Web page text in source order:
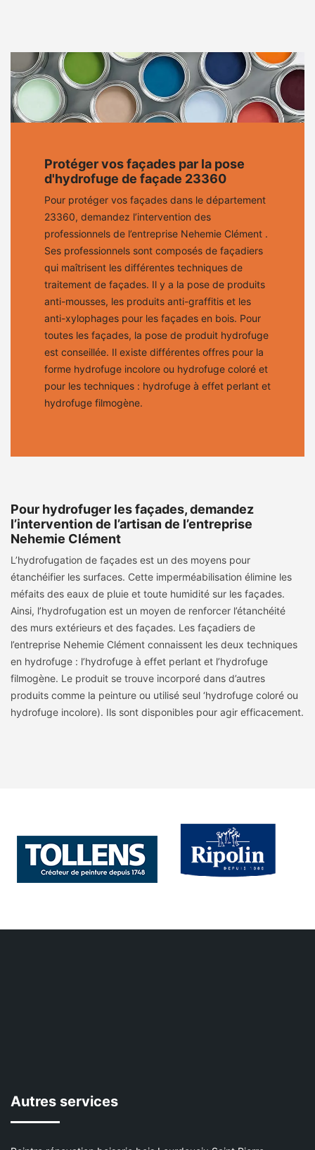
Protéger vos façades par la pose
d'hydrofuge de façade 23360
Pour protéger vos façades dans le département
23360, demandez l’intervention des
professionnels de l’entreprise Nehemie Clément .
Ses professionnels sont composés de façadiers
qui maîtrisent les différentes techniques de
traitement de façades. Il y a la pose de produits
anti-mousses, les produits anti-graffitis et les
anti-xylophages pour les façades en bois. Pour
toutes les façades, la pose de produit hydrofuge
est conseillée. Il existe différentes offres pour la
forme hydrofuge incolore ou hydrofuge coloré et
pour les techniques : hydrofuge à effet perlant et
hydrofuge filmogène.
Pour hydrofuger les façades, demandez
l’intervention de l’artisan de l’entreprise
Nehemie Clément
L’hydrofugation de façades est un des moyens pour
étanchéifier les surfaces. Cette imperméabilisation élimine les
méfaits des eaux de pluie et toute humidité sur les façades.
Ainsi, l’hydrofugation est un moyen de renforcer l’étanchéité
des murs extérieurs et des façades. Les façadiers de
l’entreprise Nehemie Clément connaissent les deux techniques
en hydrofuge : l’hydrofuge à effet perlant et l’hydrofuge
filmogène. Le produit se trouve incorporé dans d’autres
produits comme la peinture ou utilisé seul ‘hydrofuge coloré ou
hydrofuge incolore). Ils sont disponibles pour agir efficacement.
Autres services